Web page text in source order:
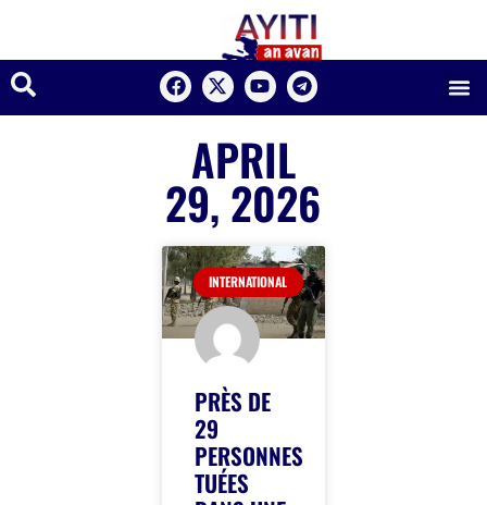
APRIL
29, 2026
INTERNATIONAL
PRÈS DE
29
PERSONNES
TUÉES